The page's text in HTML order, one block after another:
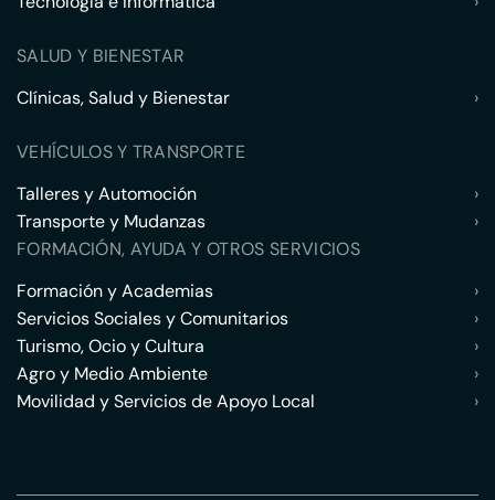
SALUD Y BIENESTAR
Clínicas, Salud y Bienestar
›
VEHÍCULOS Y TRANSPORTE
Talleres y Automoción
›
Transporte y Mudanzas
›
FORMACIÓN, AYUDA Y OTROS SERVICIOS
Formación y Academias
›
Servicios Sociales y Comunitarios
›
Turismo, Ocio y Cultura
›
Agro y Medio Ambiente
›
Movilidad y Servicios de Apoyo Local
›